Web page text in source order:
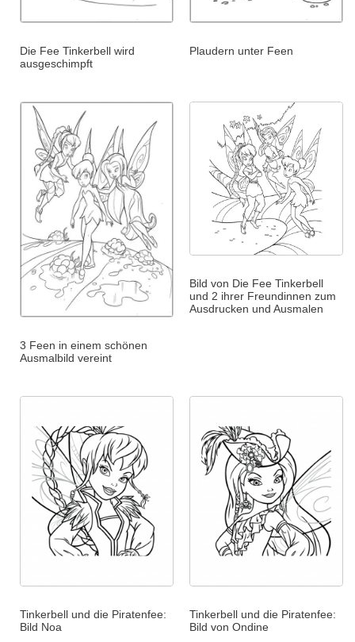
Die Fee Tinkerbell wird
ausgeschimpft
Plaudern unter Feen
3 Feen in einem schönen
Ausmalbild vereint
Bild von Die Fee Tinkerbell
und 2 ihrer Freundinnen zum
Ausdrucken und Ausmalen
Tinkerbell und die Piratenfee:
Bild Noa
Tinkerbell und die Piratenfee:
Bild von Ondine